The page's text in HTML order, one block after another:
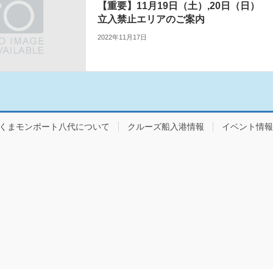
【重要】11月19日（土）,20日（日）
立入禁止エリアのご案内
2022年11月17日
くまモンポート八代について クルーズ船入港情報 イベント情報